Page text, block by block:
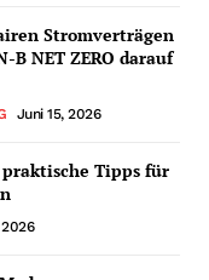
Stromverträgen
B NET ZERO darauf
Juni 15, 2026
Tipps für